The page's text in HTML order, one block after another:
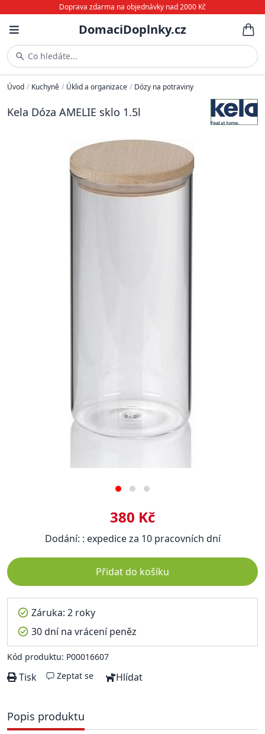
Doprava zdarma na objednávky nad 2000 Kč
DomaciDoplnky.cz
Co hledáte...
Úvod / Kuchyně / Úklid a organizace / Dózy na potraviny
Kela Dóza AMELIE sklo 1.5l
380 Kč
Dodání: : expedice za 10 pracovních dní
Přidat do košíku
Záruka: 2 roky
30 dní na vrácení peněz
Kód produktu: P00016607
Tisk Zeptat se Hlídat
Popis produktu